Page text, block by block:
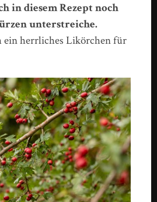
in diesem Rezept noch
unterstreiche.
ein herrliches Likörchen für